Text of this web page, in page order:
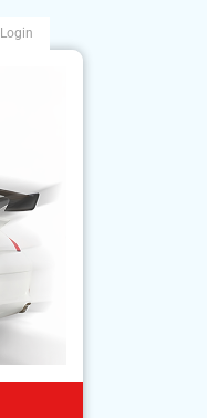
Login